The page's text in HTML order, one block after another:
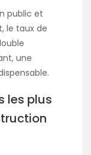
public et
le taux de
une
les plus